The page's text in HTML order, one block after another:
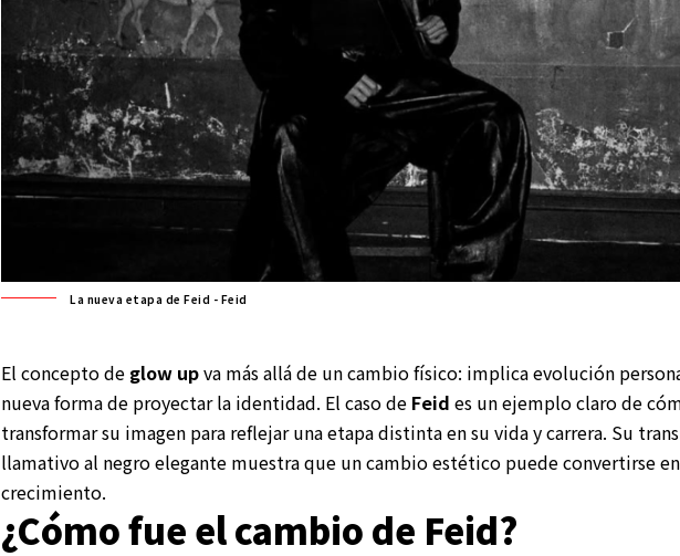
La nueva etapa de Feid - Feid
El concepto de glow upva más allá de un cambio físico: implica evolución
nueva forma de proyectar la identidad. El caso de Feid es un ejemplo claro de
transformar su imagen para reflejar una etapa distinta en su vida y carrera. Su
llamativo al negro elegante muestra que un cambio estético puede convertirse
crecimiento.
¿Cómo fue el cambio de Feid?